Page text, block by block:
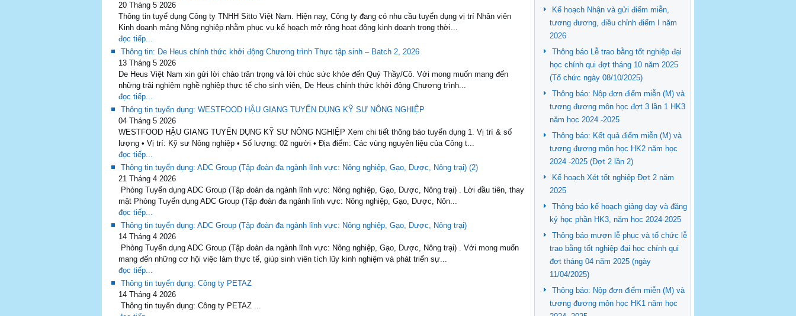
20 Tháng 5 2026
Thông tin tuyể dụng Công ty TNHH Sitto Việt Nam. Hiện nay, Công ty đang có nhu cầu tuyển dụng vị trí Nhân viên
Kinh doanh mảng Nông nghiệp nhằm phục vụ kế hoạch mở rộng hoạt động kinh doanh trong thời...
đọc tiếp...
Thông tin: De Heus chính thức khởi động Chương trình Thực tập sinh – Batch 2, 2026
13 Tháng 5 2026
De Heus Việt Nam xin gửi lời chào trân trọng và lời chúc sức khỏe đến Quý Thầy/Cô. Với mong muốn mang đến
những trải nghiệm nghề nghiệp thực tế cho sinh viên, De Heus chính thức khởi động Chương trình...
đọc tiếp...
Thông tin tuyển dụng: WESTFOOD HẬU GIANG TUYỂN DỤNG KỸ SƯ NÔNG NGHIỆP
04 Tháng 5 2026
WESTFOOD HẬU GIANG TUYỂN DỤNG KỸ SƯ NÔNG NGHIỆP Xem chi tiết thông báo tuyển dụng 1. Vị trí & số
lượng • Vị trí: Kỹ sư Nông nghiệp • Số lượng: 02 người • Địa điểm: Các vùng nguyên liệu của Công t...
đọc tiếp...
Thông tin tuyển dụng: ADC Group (Tập đoàn đa ngành lĩnh vực: Nông nghiệp, Gạo, Dược, Nông trại) (2)
21 Tháng 4 2026
Phòng Tuyển dụng ADC Group (Tập đoàn đa ngành lĩnh vực: Nông nghiệp, Gạo, Dược, Nông trại) . Lời đầu tiên, thay
mặt Phòng Tuyển dụng ADC Group (Tập đoàn đa ngành lĩnh vực: Nông nghiệp, Gạo, Dược, Nôn...
đọc tiếp...
Thông tin tuyển dụng: ADC Group (Tập đoàn đa ngành lĩnh vực: Nông nghiệp, Gạo, Dược, Nông trại)
14 Tháng 4 2026
Phòng Tuyển dụng ADC Group (Tập đoàn đa ngành lĩnh vực: Nông nghiệp, Gạo, Dược, Nông trại) . Với mong muốn
mang đến những cơ hội việc làm thực tế, giúp sinh viên tích lũy kinh nghiệm và phát triển sự...
đọc tiếp...
Thông tin tuyển dụng: Công ty PETAZ
14 Tháng 4 2026
Thông tin tuyển dụng: Công ty PETAZ ...
Kế hoạch Nhận và gửi điểm miễn,
tương đương, điều chỉnh điểm I năm
2026
Thông báo Lễ trao bằng tốt nghiệp đại
học chính qui đợt tháng 10 năm 2025
(Tổ chức ngày 08/10/2025)
Thông báo: Nộp đơn điểm miễn (M) và
tương đương môn học đợt 3 lần 1 HK3
năm học 2024 -2025
Thông báo: Kết quả điểm miễn (M) và
tương đương môn học HK2 năm học
2024 -2025 (Đợt 2 lần 2)
Kế hoạch Xét tốt nghiệp Đợt 2 năm
2025
Thông báo kế hoạch giảng dạy và đăng
ký học phần HK3, năm học 2024-2025
Thông báo mượn lễ phục và tổ chức lễ
trao bằng tốt nghiệp đại học chính qui
đợt tháng 04 năm 2025 (ngày
11/04/2025)
Thông báo: Nộp đơn điểm miễn (M) và
tương đương môn học HK1 năm học